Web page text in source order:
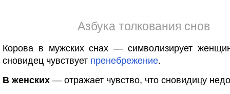
Азбука толкования снов
Корова в мужских снах — символизирует
сновидец чувствует пренебрежение.
В женских — отражает чувство, что сновидицу